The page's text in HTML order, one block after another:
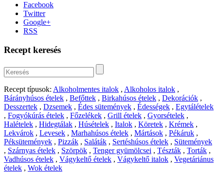
Facebook
Twitter
Google+
RSS
Recept keresés
Recept típusok: Alkoholmentes italok , Alkoholos italok ,
Bárányhúsos ételek , Befőttek , Birkahúsos ételek , Dekorációk ,
Desszertek , Dzsemek , Édes sütemények , Édességek , Egytálételek
, Fogyókúrás ételek , Főzelékek , Grill ételek , Gyorsételek ,
Halételek , Hidegtálak , Húsételek , Italok , Köretek , Krémek ,
Lekvárok , Levesek , Marhahúsos ételek , Mártások , Pékáruk ,
Péksütemények , Pizzák , Saláták , Sertéshúsos ételek , Sütemények
, Szárnyas ételek , Szörpök , Tenger gyümölcsei , Tészták , Torták ,
Vadhúsos ételek , Vágykeltő ételek , Vágykeltő italok , Vegetáriánus
ételek , Wok ételek